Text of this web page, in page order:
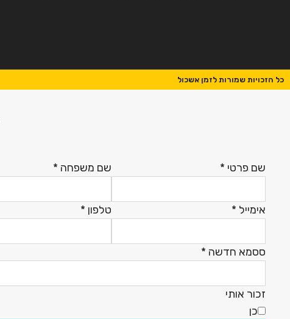
כל הזכויות שמורות לזמן אשכול
שם פרטי * שם משפחה *
אימייל * טלפון *
ססמא חדשה *
זכור אותי
כן